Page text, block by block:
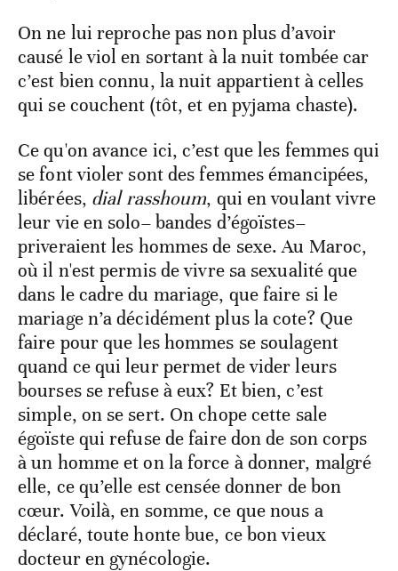
On ne lui reproche pas non plus d’avoir
causé le viol en sortant à la nuit tombée car
c’est bien connu, la nuit appartient à celles
qui se couchent (tôt, et en pyjama chaste).
Ce qu'on avance ici, c’est que les femmes qui
se font violer sont des femmes émancipées,
libérées, dial rasshoum, qui en voulant vivre
leur vie en solo– bandes d’égoïstes–
priveraient les hommes de sexe. Au Maroc,
où il n'est permis de vivre sa sexualité que
dans le cadre du mariage, que faire si le
mariage n’a décidément plus la cote? Que
faire pour que les hommes se soulagent
quand ce qui leur permet de vider leurs
bourses se refuse à eux? Et bien, c’est
simple, on se sert. On chope cette sale
égoïste qui refuse de faire don de son corps
à un homme et on la force à donner, malgré
elle, ce qu’elle est censée donner de bon
cœur. Voilà, en somme, ce que nous a
déclaré, toute honte bue, ce bon vieux
docteur en gynécologie.